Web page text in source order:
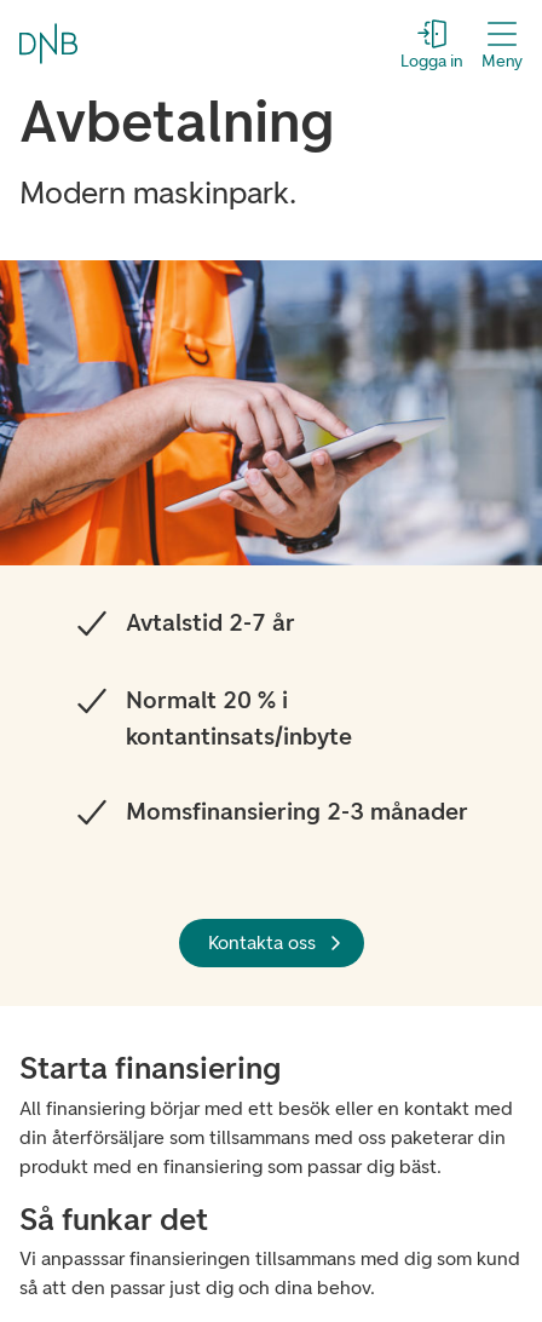
Logga in Meny
Avbetalning
Modern maskinpark.
Avtalstid 2-7 år
Normalt 20 % i
kontantinsats/inbyte
Momsfinansiering 2-3 månader
Kontakta oss
Starta finansiering
All finansiering börjar med ett besök eller en kontakt med
din återförsäljare som tillsammans med oss paketerar din
produkt med en finansiering som passar dig bäst.
Så funkar det
Vi anpasssar finansieringen tillsammans med dig som kund
så att den passar just dig och dina behov.